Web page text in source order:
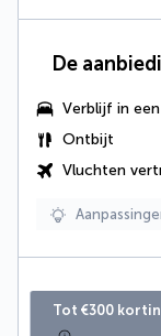
De
Verblijf in
Ontbijt
Vluchten
Tot €300